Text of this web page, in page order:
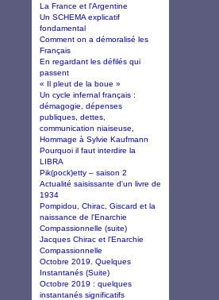
La France et l'Argentine
Un SCHEMA explicatif
fondamental
Comment on a démoralisé les
Français
En regardant les défilés qui
passent
« Il pleut de la boue »
Un cycle infernal français :
démagogie, dépenses
publiques, dettes,
communication niaiseuse,
Hommage à Sylvie Kaufmann
Pourquoi il faut interdire la
LIBRA
Pik(pock)etty – saison 2
Actualité saisissante d'un livre de
1934
Pompidou, Chirac, Giscard et la
naissance de l'Enarchie
Compassionnelle (suite)
Jacques Chirac et l'Enarchie
Compassionnelle
Octobre 2019. Quelques
Instantanés (Suite)
Octobre 2019 : quelques
instantanés significatifs